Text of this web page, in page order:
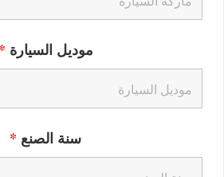
موديل السيارة *
سنة الصنع *